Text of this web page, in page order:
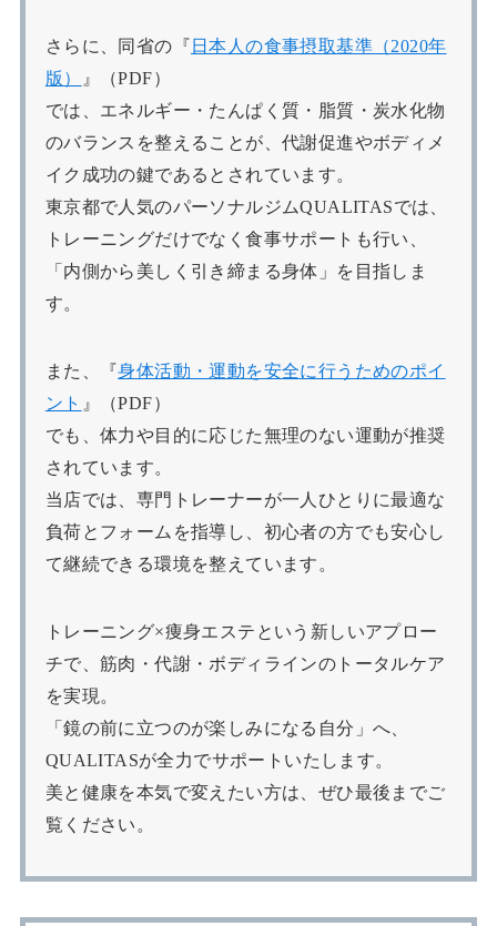
さらに、同省の『 日本人の食事摂取基準（2020年
版）
』（PDF）
では、エネルギー・たんぱく質・脂質・炭水化物
のバランスを整えることが、代謝促進やボディメ
イク成功の鍵であるとされています。
東京都で人気のパーソナルジムQUALITASでは、
トレーニングだけでなく食事サポートも行い、
「内側から美しく引き締まる身体」を目指しま
す。
また、『身体活動・運動を安全に行うためのポイ
ント 』（PDF）
でも、体力や目的に応じた無理のない運動が推奨
されています。
当店では、専門トレーナーが一人ひとりに最適な
負荷とフォームを指導し、初心者の方でも安心し
て継続できる環境を整えています。
トレーニング×痩身エステという新しいアプロー
チで、筋肉・代謝・ボディラインのトータルケア
を実現。
「鏡の前に立つのが楽しみになる自分」へ、
QUALITASが全力でサポートいたします。
美と健康を本気で変えたい方は、ぜひ最後までご
覧ください。